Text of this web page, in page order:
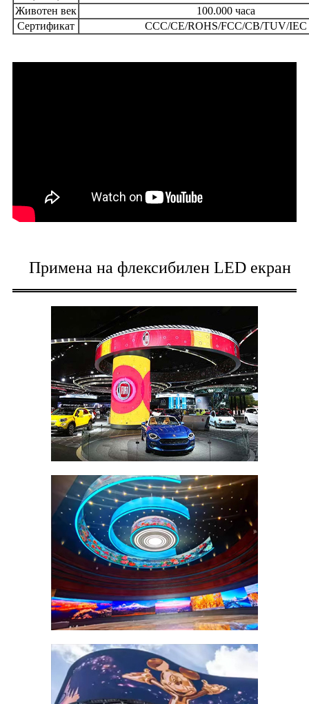
Животен век
100.000 часа
Сертификат
CCC/CE/ROHS/FCC/CB/TUV/IEC
Примена на флексибилен LED екран